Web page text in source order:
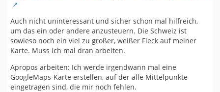
Auch nicht uninteressant und sicher schon mal hilfreich,
um das ein oder andere anzusteuern. Die Schweiz ist
sowieso noch ein viel zu großer, weißer Fleck auf meiner
Karte. Muss ich mal dran arbeiten.
Apropos arbeiten: Ich werde irgendwann mal eine
GoogleMaps-Karte erstellen, auf der alle Mittelpunkte
eingetragen sind, die mir noch fehlen.